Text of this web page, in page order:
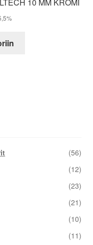
(56)
(12)
(23)
(21)
(10)
(11)